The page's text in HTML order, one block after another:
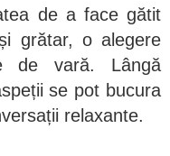
de a face gătit
grătar, o alegere
de vară. Lângă
se pot bucura
relaxante.